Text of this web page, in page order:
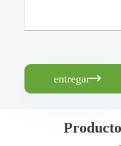
entregar